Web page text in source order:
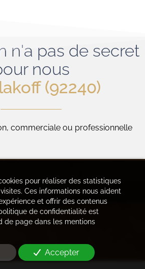
n'a pas de secret
nous
(92240)
commerciale ou professionnelle
pour réaliser des statistiques
Ces informations nous aident
et offrir des contenus
de confidentialité est
de page dans les mentions
Accepter